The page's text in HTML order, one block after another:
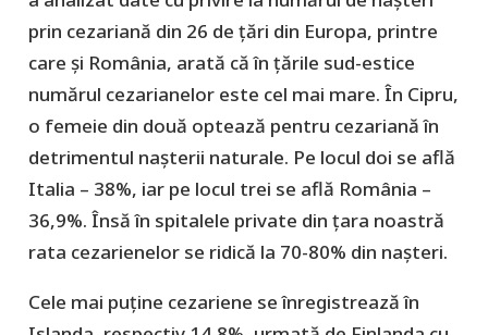
prin cezariană din 26 de ţări din Europa, printre
care şi România, arată că în țările sud-estice
numărul cezarianelor este cel mai mare. În Cipru,
o femeie din două optează pentru cezariană în
detrimentul naşterii naturale. Pe locul doi se află
Italia – 38%, iar pe locul trei se află România –
36,9%. Însă în spitalele private din țara noastră
rata cezarienelor se ridică la 70-80% din nașteri.
Cele mai puţine cezariene se înregistrează în